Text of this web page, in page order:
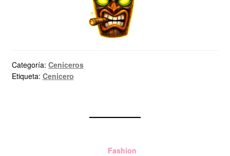
Categoría: Ceniceros
Etiqueta: Cenicero
Fashion